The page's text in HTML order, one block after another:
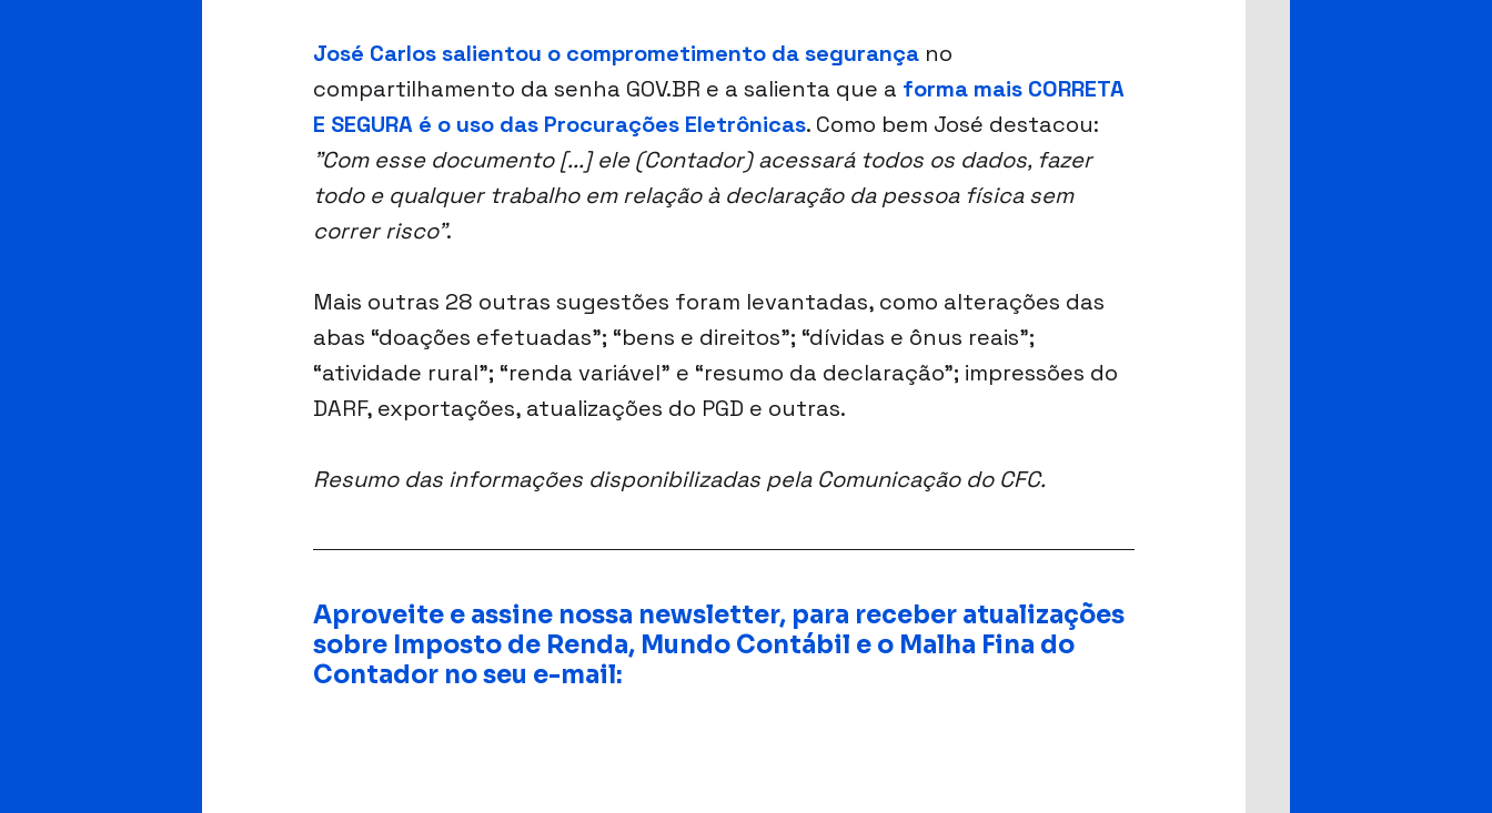
José Carlos salientou o comprometimento da segurança no
compartilhamento da senha GOV.BR e a salienta que a forma mais CORRETA
E SEGURA é o uso das Procurações Eletrônicas. Como bem José destacou:
"Com esse documento [...] ele (Contador) acessará todos os dados, fazer
todo e qualquer trabalho em relação à declaração da pessoa física sem
correr risco".
Mais outras 28 outras sugestões foram levantadas, como alterações das
abas “doações efetuadas”; “bens e direitos”; “dívidas e ônus reais”;
“atividade rural”; “renda variável” e “resumo da declaração”; impressões do
DARF, exportações, atualizações do PGD e outras.
Resumo das informações disponibilizadas pela Comunicação do CFC.
Aproveite e assine nossa newsletter, para receber atualizações
sobre Imposto de Renda, Mundo Contábil e o Malha Fina do
Contador no seu e-mail: